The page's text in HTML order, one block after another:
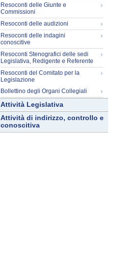
Resoconti delle Giunte e
Commissioni
Resoconti delle audizioni
Resoconti delle indagini
conoscitive
Resoconti Stenografici delle sedi
Legislativa, Redigente e Referente
Resoconti del Comitato per la
Legislazione
Bollettino degli Organi Collegiali
Attività Legislativa
Attività di indirizzo, controllo e
conoscitiva